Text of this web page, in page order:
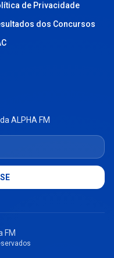
de Privacidade
dos Concursos
ALPHA FM
FM